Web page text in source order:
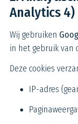
Analytics 4)
Wij gebruiken
in het gebruik van
Deze cookies
IP-adres